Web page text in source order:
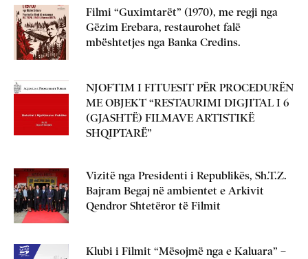
Filmi “Guximtarët” (1970), me regji nga
Gëzim Erebara, restaurohet falë
mbështetjes nga Banka Credins.
NJOFTIM I FITUESIT PËR PROCEDURËN
ME OBJEKT “RESTAURIMI DIGJITAL I 6
(GJASHTË) FILMAVE ARTISTIKË
SHQIPTARË”
Vizitë nga Presidenti i Republikës, Sh.T.Z.
Bajram Begaj në ambientet e Arkivit
Qendror Shtetëror të Filmit
Klubi i Filmit “Mësojmë nga e Kaluara” –